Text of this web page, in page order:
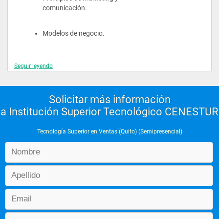
La Tecnología Superior en Ventas Bilingüe con Certificación en
comunicación.
Modelos de negocio.
PERIODO 02
Realidad global y local. (Glocal)
Estadística básica para negocios.
Seguir leyendo
Solicitar más información
a Institución Superior Tecnológico CENESTUR
Tecnología Superior en Ventas (Quito) (Semipresencial)